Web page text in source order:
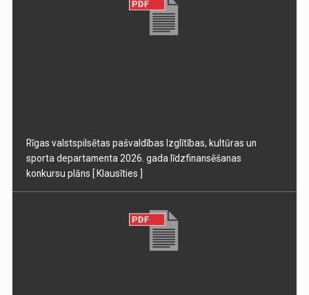
Rīgas valstspilsētas pašvaldības Izglītības, kultūras un
sporta departamenta 2026. gada līdzfinansēšanas
konkursu plāns [ Klausīties ]